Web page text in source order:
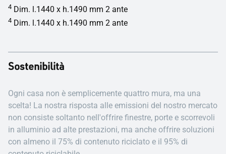
4 Dim. l.1440 x h.1490 mm 2 ante
4 Dim. l.1440 x h.1490 mm 2 ante
Sostenibilità
Ogni casa non è semplicemente quattro mura, ma una
scelta! La nostra risposta alle emissioni del nostro mercato
non consiste soltanto nell'offrire finestre, porte e scorrevoli
in alluminio ad alte prestazioni, ma anche offrire soluzioni
con almeno il 75% di contenuto riciclato e il 95% di